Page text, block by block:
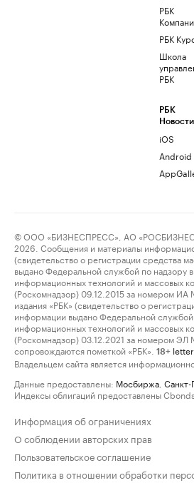
РБК
РБК
Школа
РБК
РБК
Новости
iOS
Android
© ООО «БИЗНЕСПРЕСС», АО
2026. Сообщения и материалы
(свидетельство о регистрации средства
выдано Федеральной службой по надзору
информационных технологий и массовых
(Роскомнадзор) 09.12.2015 за номером
издания «РБК» (свидетельство о
информации выдано Федеральной службой
информационных технологий и массовых
(Роскомнадзор) 03.12.2021 за номером
сопровождаются пометкой «РБК».
18+
Владельцем сайта является
Данные предоставлены: Мосбиржа
Индексы облигаций предоставлены
Информация об ограничениях
О соблюдении авторских прав
Пользовательское соглашение
Политика в отношении обработки